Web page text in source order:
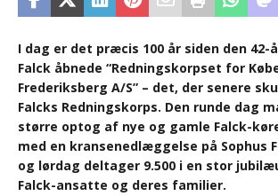
I dag er det præcis 100 år siden den 42-
Falck åbnede “Redningskorpset for
Frederiksberg A/S” – det, der senere
Falcks Redningskorps. Den runde dag
større optog af nye og gamle Falck-
med en kransenedlæggelse på Sophus
og lørdag deltager 9.500 i en stor
Falck-ansatte og deres familier.